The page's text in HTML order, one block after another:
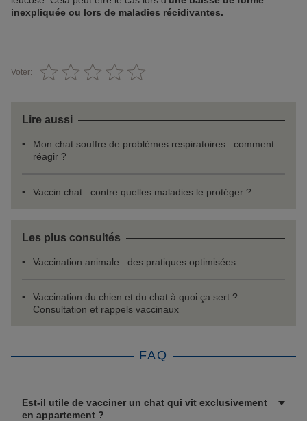
inexpliquée ou lors de maladies récidivantes.
Voter:
Lire aussi
Mon chat souffre de problèmes respiratoires : comment
réagir ?
Vaccin chat : contre quelles maladies le protéger ?
Les plus consultés
Vaccination animale : des pratiques optimisées
Vaccination du chien et du chat à quoi ça sert ?
Consultation et rappels vaccinaux
FAQ
Est-il utile de vacciner un chat qui vit exclusivement
en appartement ?